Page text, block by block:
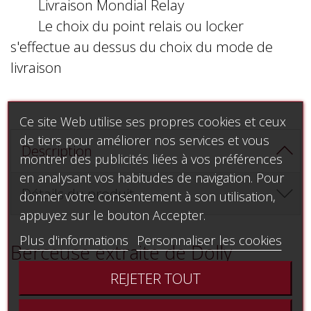
Livraison Mondial Relay
Le choix du point relais ou locker
s'effectue au dessus du choix du mode de
livraison
Description
Détails du produit
Berceuse extraite de Dolly
Ce site Web utilise ses propres cookies et ceux
de tiers pour améliorer nos services et vous
montrer des publicités liées à vos préférences
en analysant vos habitudes de navigation. Pour
donner votre consentement à son utilisation,
appuyez sur le bouton Accepter.
Plus d'informations
Personnaliser les cookies
REJETER TOUT